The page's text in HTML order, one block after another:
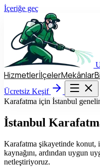
İçeriğe geç
HizmetlerİlçelerMekânlar
Ücretsiz Keşif
Hizmetler İlçeler
Ücretsiz Keşif
Karafatma için İstanbul
İstanbul
Karafatma şikayetinde konut,
kaynağını, ardından uygun
netleştiriyoruz.